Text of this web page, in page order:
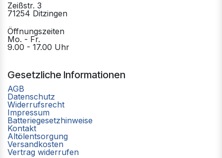
Zeißstr. 3
71254 Ditzingen
Öffnungszeiten
Mo. - Fr.
9.00 - 17.00 Uhr
Gesetzliche Informationen
AGB
Datenschutz
Widerrufsrecht
Impressum
Batteriegesetzhinweise
Kontakt
Altölentsorgung
Versandkosten
Vertrag widerrufen